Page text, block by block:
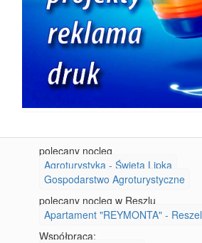
polecany nocleg
Agroturystyka - Święta Lipka
Gospodarstwo Agroturystyczne
polecany nocleg w Reszlu
Apartament "REYMONTA" - Reszel
Współpraca: